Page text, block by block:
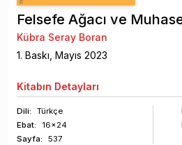
Felsefe Ağacı ve
Kübra Seray Boran
1. Baskı, Mayıs 2023
Kitabın Detayları
Dili:
Türkçe
Ebat:
16x24
Sayfa: 537